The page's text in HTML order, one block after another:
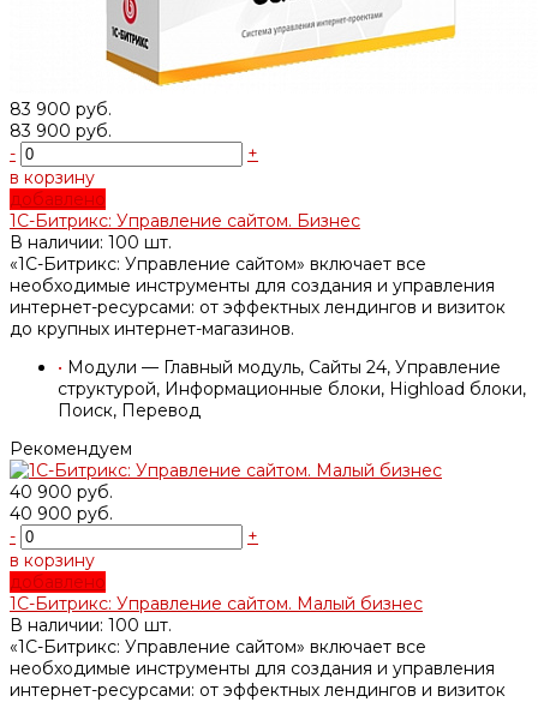
83 900 руб.
83 900 руб.
-
+
в корзину
добавлено
1С-Битрикс: Управление сайтом. Бизнес
В наличии: 100 шт.
«1С-Битрикс: Управление сайтом» включает все
необходимые инструменты для создания и управления
интернет-ресурсами: от эффектных лендингов и визиток
до крупных интернет-магазинов.
• Модули — Главный модуль, Сайты 24, Управление
структурой, Информационные блоки, Highload блоки,
Поиск, Перевод
Рекомендуем
40 900 руб.
40 900 руб.
-
+
в корзину
добавлено
1С-Битрикс: Управление сайтом. Малый бизнес
В наличии: 100 шт.
«1С-Битрикс: Управление сайтом» включает все
необходимые инструменты для создания и управления
интернет-ресурсами: от эффектных лендингов и визиток